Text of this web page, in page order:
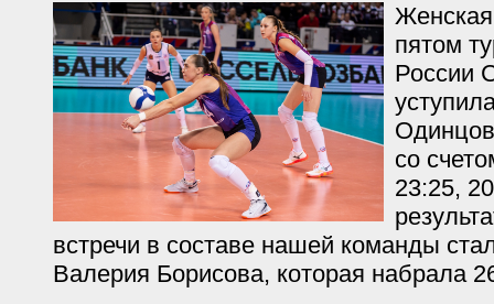
пятом
России
со
23:25,
встречи в составе нашей команды
Валерия Борисова, которая набрала